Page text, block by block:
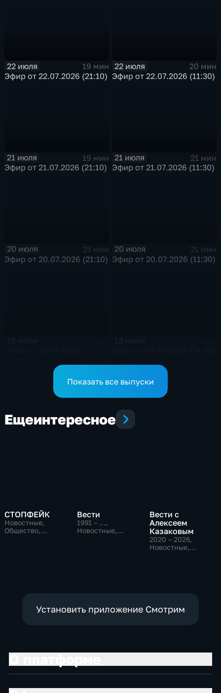
22 июля
19 мин
Эфир от 22.07.2026 (21:10)
22 июля
20 мин
Эфир от 22.07.2026 (11:30)
21 июля
19 мин
Эфир от 21.07.2026 (21:10)
21 июля
21 мин
Эфир от 21.07.2026 (11:30)
20 июля
15 мин
Эфир от 20.07.2026 (21:10)
20 июля
21 мин
Эфир от 20.07.2026 (11:30)
Показать все выпуски
Ещеинтересное
СТОПФЕЙК
Новостные,
Общество,
Вести
1991 – …,
Новостные,
Вести с
Алексеем
Казаковым
2020 – 2026,
Новостные,
Установить приложение Смотрим